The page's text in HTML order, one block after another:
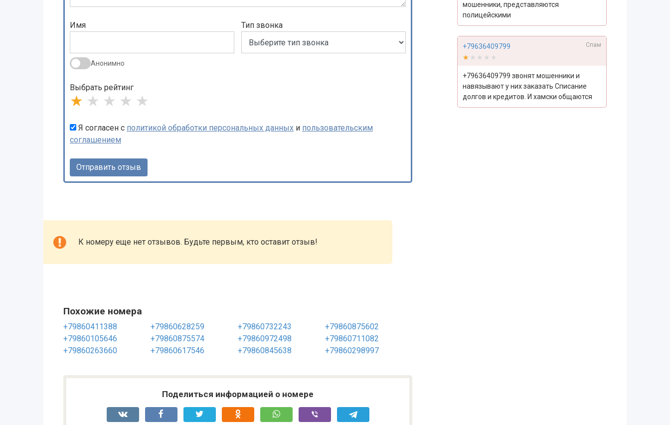
Имя
Анонимно
Тип звонка
Выбрать рейтинг
★ ★ ★ ★ ★
Я согласен с политикой обработки персональных данных и пользовательским
соглашением
К номеру еще нет отзывов. Будьте первым, кто оставит отзыв!
Похожие номера
+79860411388 +79860628259 +79860732243
+79860875602
+79860105646
+79860875574 +79860972498
+79860711082
+79860263660
+79860617546 +79860845638 +79860298997
Поделиться информацией о номере
мошенники, представляются
полицейскими
+79636409799 Спам
★★★★★
★★★★★
+79636409799 звонят мошенники и
навязывают у них заказать Списание
долгов и кредитов. И хамски общаются